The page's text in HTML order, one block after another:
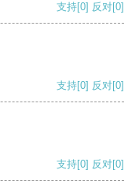
支持[0] 反对[0]
支持[0] 反对[0]
支持[0] 反对[0]